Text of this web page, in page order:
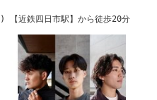
【近鉄四日市駅】から徒歩20分